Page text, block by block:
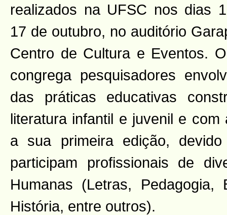
realizados na UFSC nos dias
17 de outubro, no auditório
Centro de Cultura e Eventos.
congrega pesquisadores
das práticas educativas
literatura infantil e juvenil e
a sua primeira edição,
participam profissionais de
Humanas (Letras, Pedagogia,
História, entre outros).